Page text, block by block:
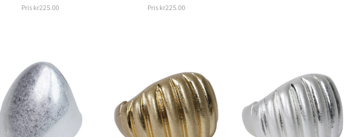
Pris kr225.00 Pris kr225.00